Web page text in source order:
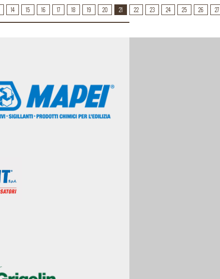
14 15 16 17 18 19 20 21 22 23 24 25 26 27